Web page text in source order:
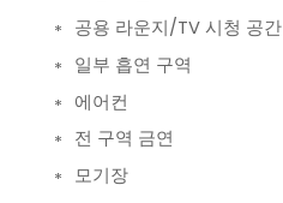
공용 라운지/TV 시청 공간
일부 흡연 구역
에어컨
전 구역 금연
모기장